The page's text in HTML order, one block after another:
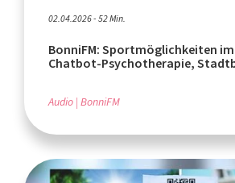
02.04.2026 - 52 Min.
BonniFM: Sportmöglichkeiten
Chatbot-Psychotherapie,
Audio BonniFM